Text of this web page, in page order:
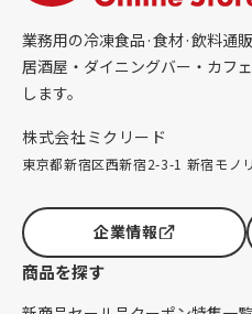
業務用の冷凍食品·食材·飲料通
居酒屋・ダイニングバー・カフ
します。
株式会社ミクリード
東京都新宿区西新宿2-3-1 新宿モノ
企業情報
商品を探す